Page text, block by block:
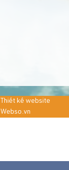
Thiết kế website
Webso.vn